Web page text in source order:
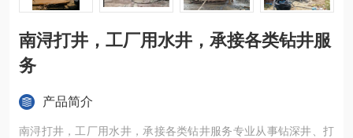
南浔打井，工厂用水井，承接各类钻井服
务
产品简介
南浔打井，工厂用水井，承接各类钻井服务专业从事钻深井、打